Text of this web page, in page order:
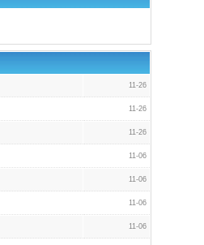
11-26
11-26
11-26
11-06
11-06
11-06
11-06